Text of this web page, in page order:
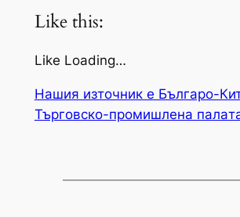
Like this:
Like Loading…
Нашия източник е Българо-
Търговско-промишлена